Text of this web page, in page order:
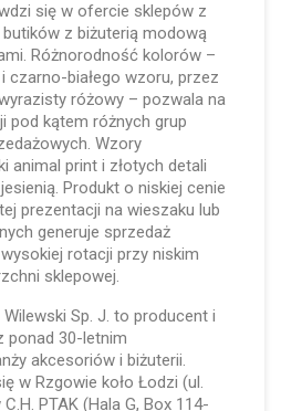
się w ofercie sklepów z
z biżuterią modową
Różnorodność kolorów –
czarno-białego wzoru, przez
różowy – pozwala na
pod kątem różnych grup
Wzory
animal print i złotych detali
Produkt o niskiej cenie
prezentacji na wieszaku lub
generuje sprzedaż
rotacji przy niskim
sklepowej.
Wilewski Sp. J. to producent i
ponad 30-letnim
akcesoriów i biżuterii.
w Rzgowie koło Łodzi (ul.
PTAK (Hala G, Box 114-